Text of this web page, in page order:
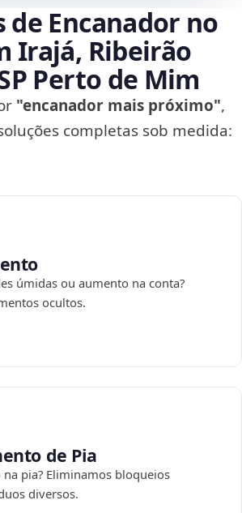
de Encanador no
Irajá, Ribeirão
Perto de Mim
"encanador mais próximo",
completas sob medida:
úmidas ou aumento na conta?
ocultos.
de Pia
pia? Eliminamos bloqueios
diversos.